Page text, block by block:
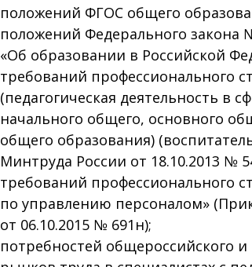
положений ФГОС общего
положений Федерального закона
«Об образовании в Российской
требований профессионального
(педагогическая деятельность в
начального общего, основного
общего образования)
Минтруда России от 18.10.2013 №
требований профессионального
по управлению персоналом»
от 06.10.2015 № 691н);
потребностей общероссийского и